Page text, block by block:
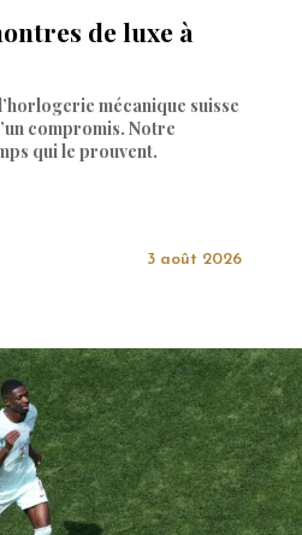
de luxe à
mécanique suisse
compromis. Notre
qui le prouvent.
3 août 2026